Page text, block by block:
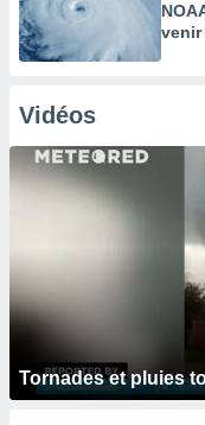
venir
Vidéos
Tornades et pluies